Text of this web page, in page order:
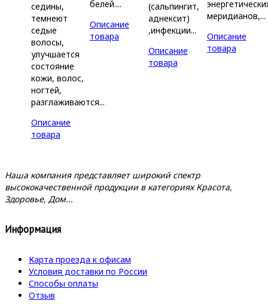
седины,
темнеют
седые
волосы,
улучшается
состояние
кожи, волос,
ногтей,
разглаживаются...
Описание
товара
белей....
Описание
товара
(сальпингит,
аднексит)
,инфекции...
Описание
товара
меридианов,...
Описание
товара
Наша компания представляет широкий спектр
высококачественной продукции в категориях Красота,
Здоровье, Дом...
Информация
Карта проезда к офисам
Условия доставки по России
Способы оплаты
Отзыв